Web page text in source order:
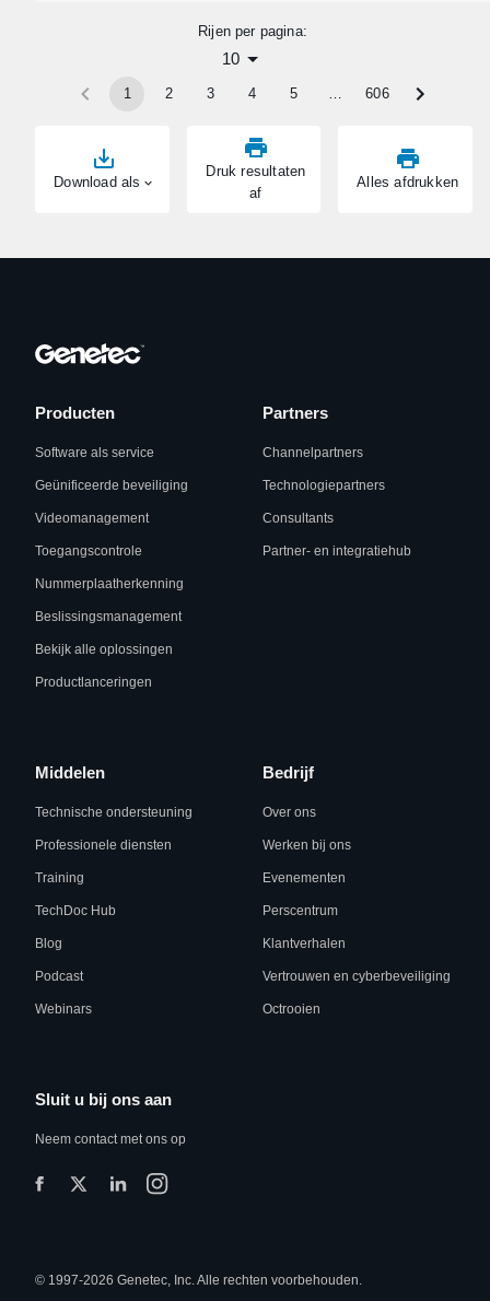
Download als
Druk resultaten
af
Alles afdrukken
Rijen per pagina:
10
1 2 3 4 5 … 606
Producten
Software als service
Geünificeerde beveiliging
Videomanagement
Toegangscontrole
Nummerplaatherkenning
Beslissingsmanagement
Bekijk alle oplossingen
Productlanceringen
Partners
Channelpartners
Technologiepartners
Consultants
Partner- en integratiehub
Middelen
Technische ondersteuning
Professionele diensten
Training
TechDoc Hub
Blog
Podcast
Webinars
Bedrijf
Over ons
Werken bij ons
Evenementen
Perscentrum
Klantverhalen
Vertrouwen en cyberbeveiliging
Octrooien
Sluit u bij ons aan
Neem contact met ons op
© 1997-2026 Genetec, Inc. Alle rechten voorbehouden.